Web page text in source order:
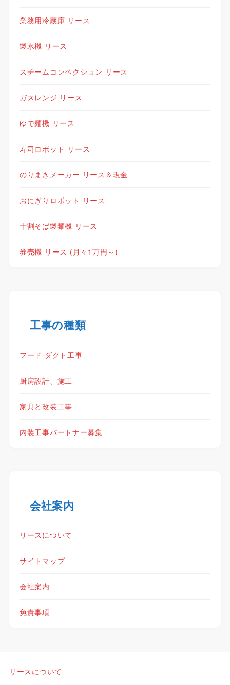
業務用冷蔵庫 リース
製氷機 リース
スチームコンベクション リース
ガスレンジ リース
ゆで麺機 リース
寿司ロボット リース
のりまきメーカー リース＆現金
おにぎりロボット リース
十割そば製麺機 リース
券売機 リース (月々1万円～)
工事の種類
フード ダクト工事
厨房設計、施工
家具と改装工事
内装工事パートナー募集
会社案内
リースについて
サイトマップ
会社案内
免責事項
リースについて